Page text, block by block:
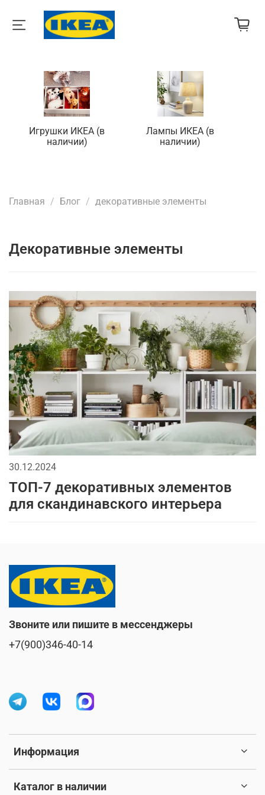
Игрушки ИКЕА (в
наличии)
Лампы ИКЕА (в
наличии)
Главная Блог декоративные элементы
декоративные элементы
30.12.2024
ТОП-7 декоративных элементов
для скандинавского интерьера
Информация
Каталог в наличии
Звоните или пишите в мессенджеры
+7(900)346-40-14